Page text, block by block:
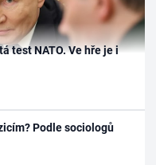
test NATO. Ve hře je i
Podle sociologů